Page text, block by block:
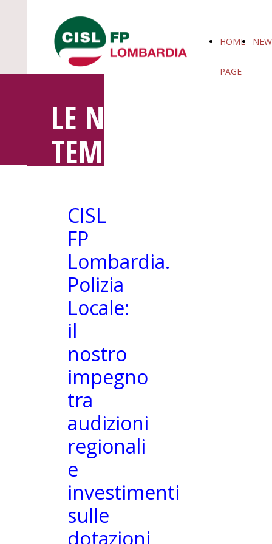
HOME
PAGE
LE NOTIZIE IN
TEMPO REALE
CISL
FP
Lombardia.
Polizia
Locale:
il
nostro
impegno
tra
audizioni
regionali
e
investimenti
sulle
dotazioni